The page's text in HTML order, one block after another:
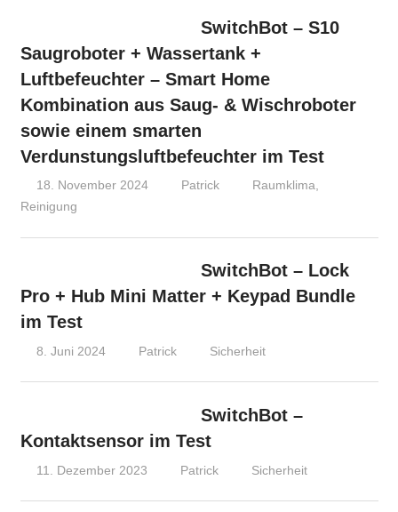
SwitchBot – S10
Saugroboter + Wassertank +
Luftbefeuchter – Smart Home
Kombination aus Saug- & Wischroboter
sowie einem smarten
Verdunstungsluftbefeuchter im Test
18. November 2024 Patrick Raumklima,
Reinigung
SwitchBot – Lock
Pro + Hub Mini Matter + Keypad Bundle
im Test
8. Juni 2024 Patrick Sicherheit
SwitchBot –
Kontaktsensor im Test
11. Dezember 2023 Patrick Sicherheit